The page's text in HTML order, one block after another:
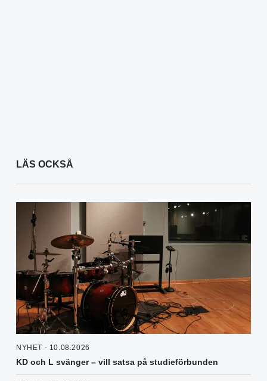
LÄS OCKSÅ
NYHET - 10.08.2026
KD och L svänger – vill satsa på studieförbunden